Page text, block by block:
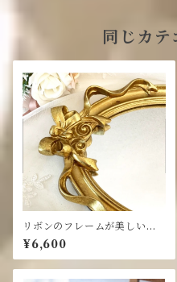
同じカテ
リボンのフレームが美しいミ
ラートレイ・ ゴールド トレイ
¥6,600